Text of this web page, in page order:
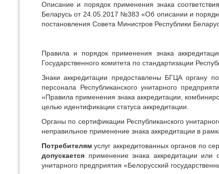
Описание и порядок применения знака
Беларусь от 24.05.2017 №383 «Об описании и
постановления Совета Министров Республики
Правила и порядок применения знака
Государственного комитета по стандартизации
Знаки аккредитации предоставлены БГЦА органу
персонала Республиканского унитарного
«Правила применения знака аккредитации,
целью идентификации статуса аккредитации.
Органы по сертификации Республиканского
неправильное применение знака аккредитации в
Потребителям услуг аккредитованных органов по
допускается применение знака аккредитации или
унитарного предприятия «Белорусский